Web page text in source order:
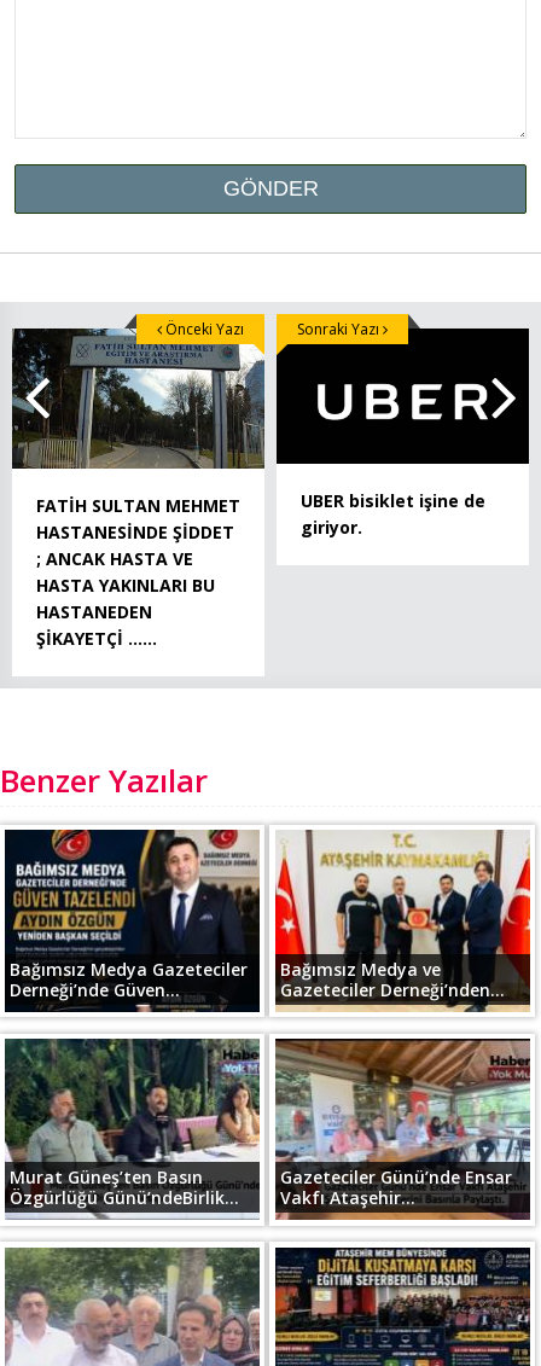
FATİH SULTAN MEHMET
HASTANESİNDE ŞİDDET
; ANCAK HASTA VE
HASTA YAKINLARI BU
HASTANEDEN
ŞİKAYETÇİ ……
Önceki Yazı
UBER bisiklet işine de
giriyor.
Sonraki Yazı
Benzer Yazılar
Bağımsız Medya Gazeteciler
Derneği’nde Güven...
Bağımsız Medya ve
Gazeteciler Derneği’nden...
Murat Güneş’ten Basın
Özgürlüğü Günü’ndeBirlik...
Gazeteciler Günü’nde Ensar
Vakfı Ataşehir...